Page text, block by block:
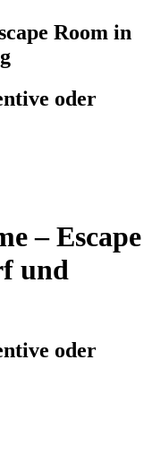
Room in
oder
– Escape
und
oder